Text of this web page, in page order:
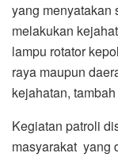
yang menyatakan
melakukan
lampu rotator
raya maupun
kejahatan,
Kegiatan patroli
masyarakat yang